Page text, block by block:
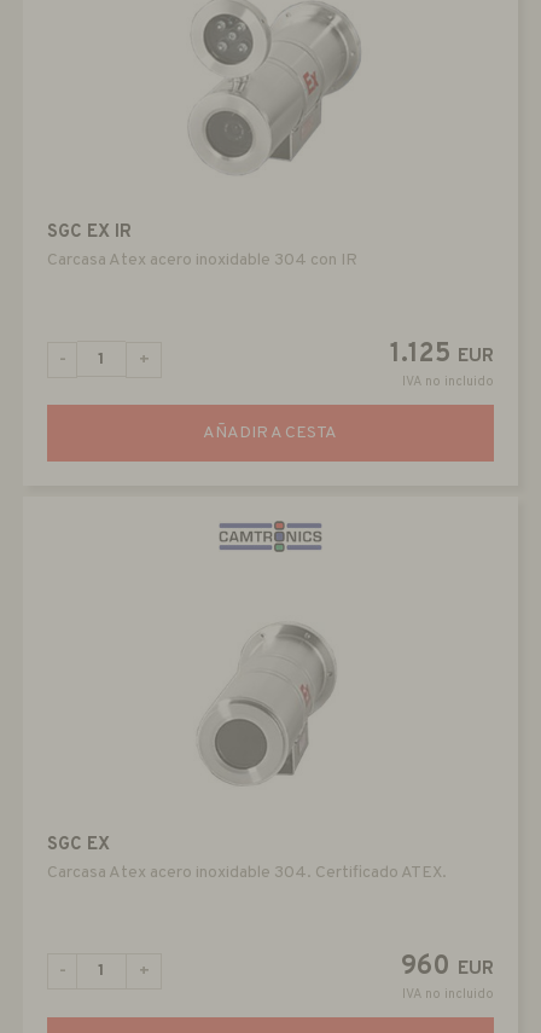
SGC EX IR
Carcasa Atex acero inoxidable 304 con IR
1.125 EUR
IVA no incluido
- +
AÑADIR A CESTA
SGC EX
Carcasa Atex acero inoxidable 304. Certificado ATEX.
960 EUR
IVA no incluido
- +